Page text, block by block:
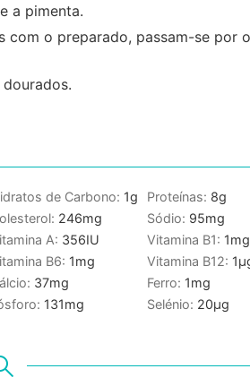
a pimenta.
com o preparado, passam-se por
de Carbono: 1g Proteínas: 8g
246mg Sódio: 95mg
A: 356IU Vitamina B1: 1mg
B6: 1mg Vitamina B12: 1
37mg Ferro: 1mg
131mg Selénio: 20µg